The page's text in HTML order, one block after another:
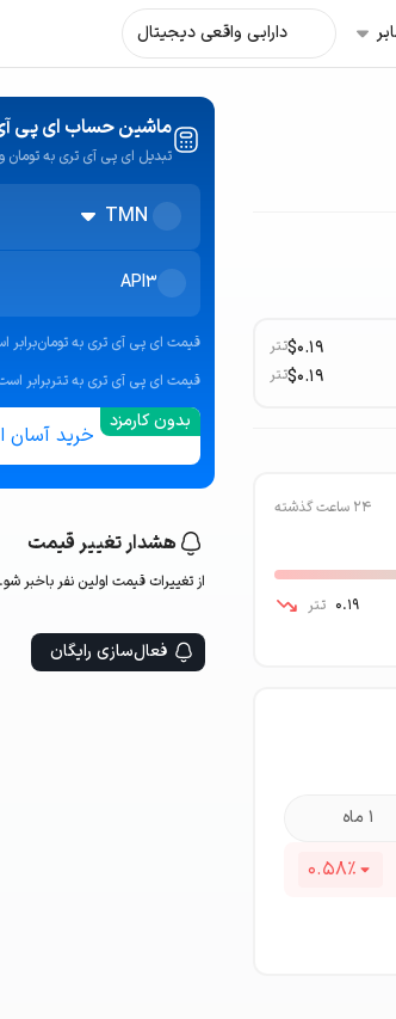
دارایی واقعی دیجیتال
$0.19تتر
$0.19تتر
۲۴ ساعت گذشته
0.19 تتر
۱ ماه
٪0.58
ماشین حساب ای پی
تبدیل ای پی آی تری به تومان و
TMN
API3
قیمت ای پی آی تری به تومانبرابر
قیمت ای پی آی تری به تتربرابر
خرید آسان
هشدار تغییر قیمت
از تغییرات قیمت اولین‌ نفر باخبر شو.
فعال‌سازی رایگان